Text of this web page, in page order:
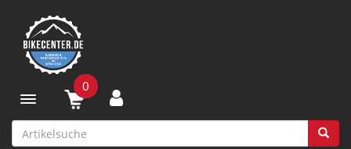
Toggle navigation
0